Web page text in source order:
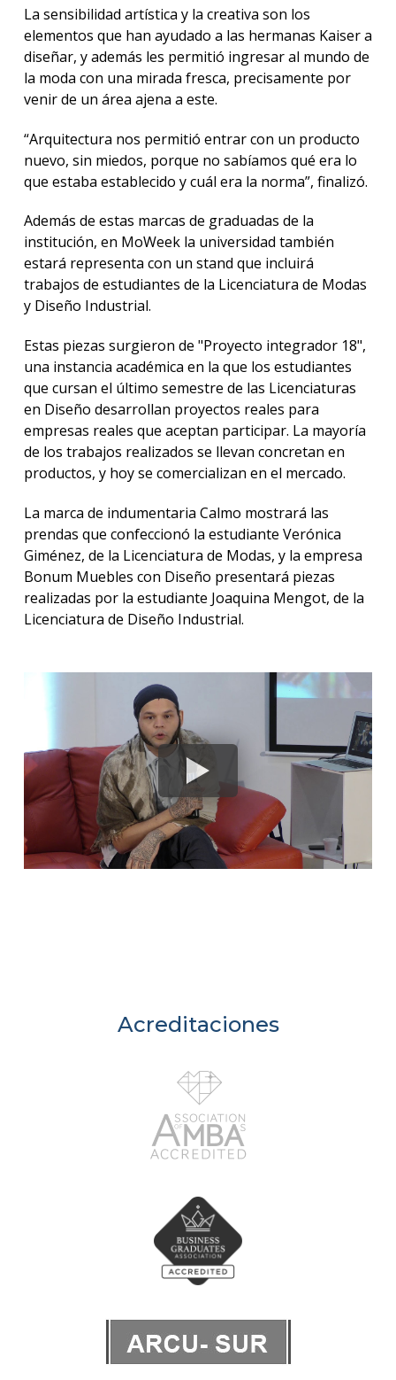
La sensibilidad artística y la creativa son los
elementos que han ayudado a las hermanas Kaiser a
diseñar, y además les permitió ingresar al mundo de
la moda con una mirada fresca, precisamente por
venir de un área ajena a este.
“Arquitectura nos permitió entrar con un producto
nuevo, sin miedos, porque no sabíamos qué era lo
que estaba establecido y cuál era la norma”, finalizó.
Además de estas marcas de graduadas de la
institución, en MoWeek la universidad también
estará representa con un stand que incluirá
trabajos de estudiantes de la Licenciatura de Modas
y Diseño Industrial.
Estas piezas surgieron de "Proyecto integrador 18",
una instancia académica en la que los estudiantes
que cursan el último semestre de las Licenciaturas
en Diseño desarrollan proyectos reales para
empresas reales que aceptan participar. La mayoría
de los trabajos realizados se llevan concretan en
productos, y hoy se comercializan en el mercado.
La marca de indumentaria Calmo mostrará las
prendas que confeccionó la estudiante Verónica
Giménez, de la Licenciatura de Modas, y la empresa
Bonum Muebles con Diseño presentará piezas
realizadas por la estudiante Joaquina Mengot, de la
Licenciatura de Diseño Industrial.
Acreditaciones